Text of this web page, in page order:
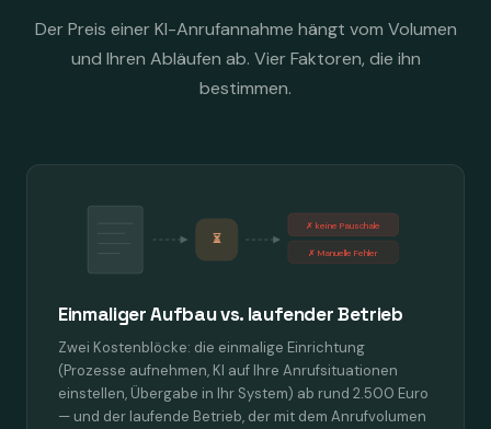
Der Preis einer KI-Anrufannahme hängt vom Volumen
und Ihren Abläufen ab. Vier Faktoren, die ihn
bestimmen.
⏳
✗ keine Pauschale
✗ Manuelle Fehler
Einmaliger Aufbau vs. laufender Betrieb
Zwei Kostenblöcke: die einmalige Einrichtung
(Prozesse aufnehmen, KI auf Ihre Anrufsituationen
einstellen, Übergabe in Ihr System) ab rund 2.500 Euro
— und der laufende Betrieb, der mit dem Anrufvolumen